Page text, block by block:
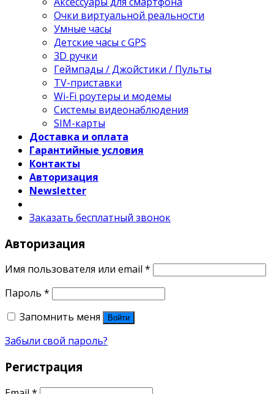
Очки виртуальной реальности
Умные часы
Детские часы с GPS
3D ручки
Геймпады / Джойстики / Пульты
TV-приставки
Wi-Fi роутеры и модемы
Системы видеонаблюдения
SIM-карты
Доставка и оплата
Гарантийные условия
Контакты
Авторизация
Newsletter
Заказать бесплатный звонок
Авторизация
Имя пользователя или email *
Пароль *
Запомнить меня
Войти
Забыли свой пароль?
Регистрация